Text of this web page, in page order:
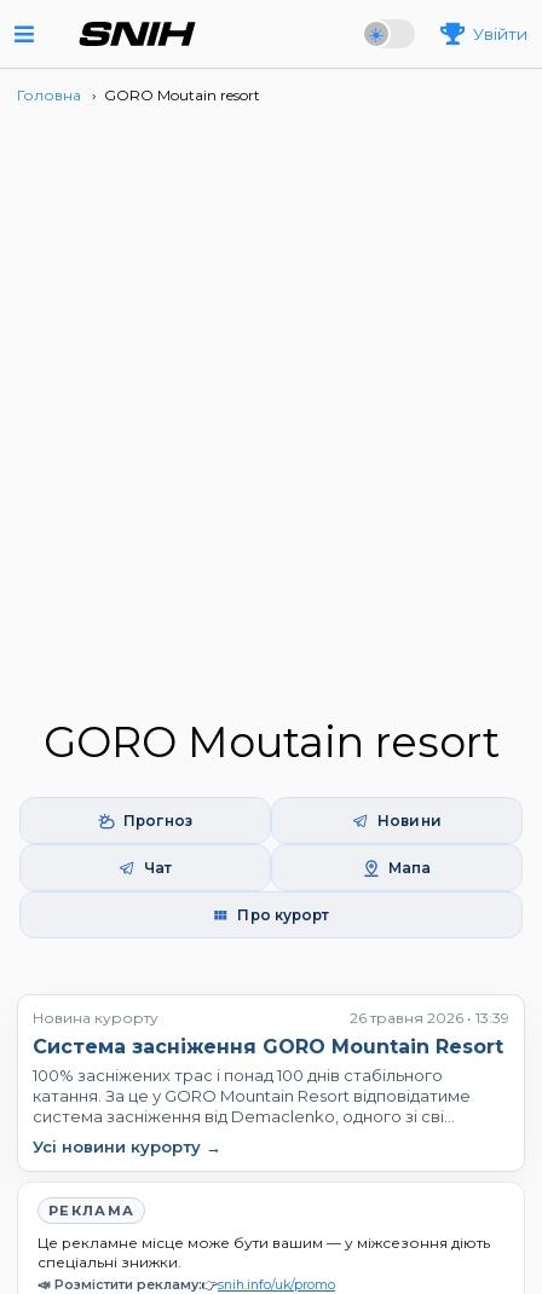
Увійти
Головна › GORO Moutain resort
GORO Moutain resort
Прогноз Новини
Чат Мапа
Про курорт
Новина курорту 26 травня 2026 • 13:39
Система засніження GORO Mountain Resort
100% засніжених трас і понад 100 днів стабільного
катання. За це у GORO Mountain Resort відповідатиме
система засніження від Demaclenko, одного зі сві…
Усі новини курорту →
РЕКЛАМА
Це рекламне місце може бути вашим — у міжсезоння діють
спеціальні знижки.
📣 Розмістити рекламу:👉snih.info/uk/promo